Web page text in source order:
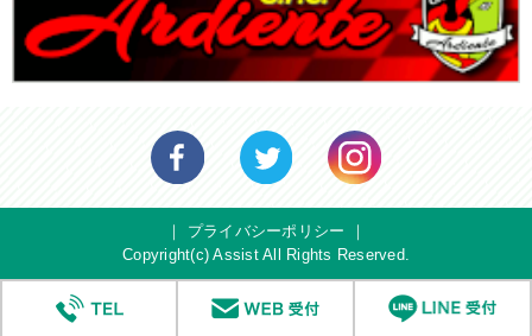
｜ プライバシーポリシー ｜
Copyright(c) Assist All Rights Reserved.